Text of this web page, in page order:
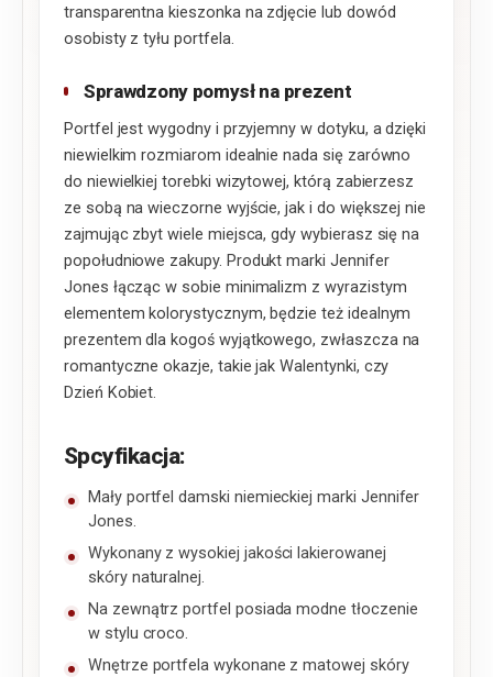
transparentna kieszonka na zdjęcie lub dowód
osobisty z tyłu portfela.
Sprawdzony pomysł na prezent
Portfel jest wygodny i przyjemny w dotyku, a dzięki
niewielkim rozmiarom idealnie nada się zarówno
do niewielkiej torebki wizytowej, którą zabierzesz
ze sobą na wieczorne wyjście, jak i do większej nie
zajmując zbyt wiele miejsca, gdy wybierasz się na
popołudniowe zakupy. Produkt marki Jennifer
Jones łącząc w sobie minimalizm z wyrazistym
elementem kolorystycznym, będzie też idealnym
prezentem dla kogoś wyjątkowego, zwłaszcza na
romantyczne okazje, takie jak Walentynki, czy
Dzień Kobiet.
Spcyfikacja:
Mały portfel damski niemieckiej marki Jennifer
Jones.
Wykonany z wysokiej jakości lakierowanej
skóry naturalnej.
Na zewnątrz portfel posiada modne tłoczenie
w stylu croco.
Wnętrze portfela wykonane z matowej skóry